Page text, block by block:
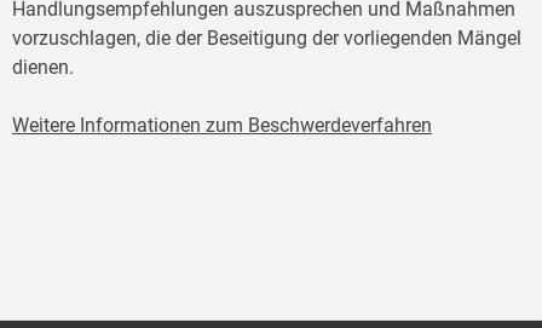
Handlungsempfehlungen auszusprechen und Maßnahmen
vorzuschlagen, die der Beseitigung der vorliegenden Mängel
dienen.
Weitere Informationen zum Beschwerdeverfahren